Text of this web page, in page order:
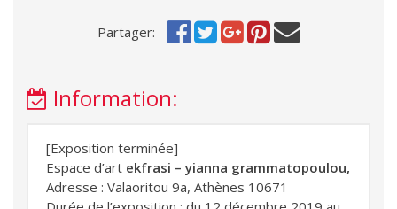
Partager:
Information:
[Exposition terminée]
Espace d’art ekfrasi – yianna grammatopoulou,
Adresse : Valaoritou 9a, Athènes 10671